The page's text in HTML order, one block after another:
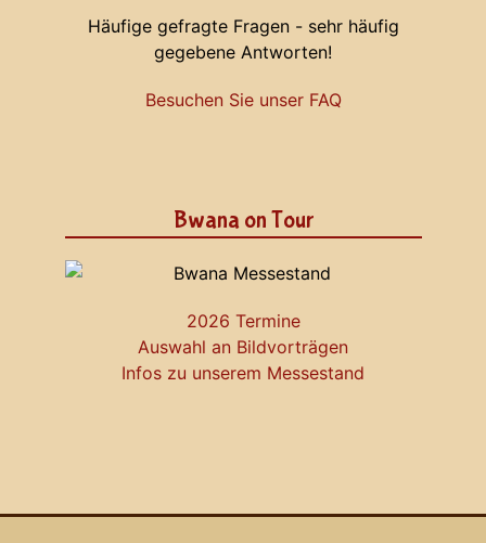
Häufige gefragte Fragen - sehr häufig
gegebene Antworten!
Besuchen Sie unser FAQ
Bwana on Tour
2026 Termine
Auswahl an Bildvorträgen
Infos zu unserem Messestand